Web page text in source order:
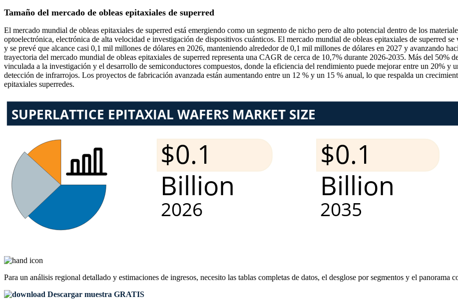
Tamaño del mercado de obleas epitaxiales de superred
El mercado mundial de obleas epitaxiales de superred está emergiendo como un segmento de nicho pero de alto potencial dentro de los
optoelectrónica, electrónica de alta velocidad e investigación de dispositivos cuánticos. El mercado mundial de obleas epitaxiales de superred
y se prevé que alcance casi 0,1 mil millones de dólares en 2026, manteniendo alrededor de 0,1 mil millones de dólares en 2027 y avanzando
trayectoria del mercado mundial de obleas epitaxiales de superred representa una CAGR de cerca de 10,7% durante 2026-2035. Más del 50%
vinculada a la investigación y el desarrollo de semiconductores compuestos, donde la eficiencia del rendimiento puede mejorar entre un 20% y
detección de infrarrojos. Los proyectos de fabricación avanzada están aumentando entre un 12 % y un 15 % anual, lo que respalda un
epitaxiales superredes.
Para un análisis regional detallado y estimaciones de ingresos, necesito las tablas completas de datos, el desglose por segmentos y el panorama
Descargar muestra GRATIS